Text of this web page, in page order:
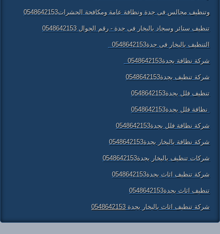
وتنظيف مجالس فى جدة ونظافة عامة ومكافحة الحشرات0548642153
تنظيف ستائر وسجاد بالبخار فى جدة - رقم الجوال 0548642153
التنظيف بالبخار فى جدة0548642153
شركة نظافة بجدة0548642153
شركة تنظيف بجدة0548642153
تنظيف فلل بجدة0548642153
نظافة فلل بجدة0548642153
شركة نظافة فلل بجدة0548642153
شركة نظافة بالبخار بجدة0548642153
شركات تنظيف بالبخار بجدة0548642153
شركة تنظيف اثاث بجدة0548642153
تنظيف اثاث بجدة0548642153
شركة تنظيف اثاث بالبخار بجدة0548642153